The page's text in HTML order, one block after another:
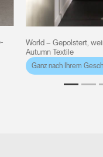
World – Gepolstert,
Autumn Textile
Ganz nach Ihrem